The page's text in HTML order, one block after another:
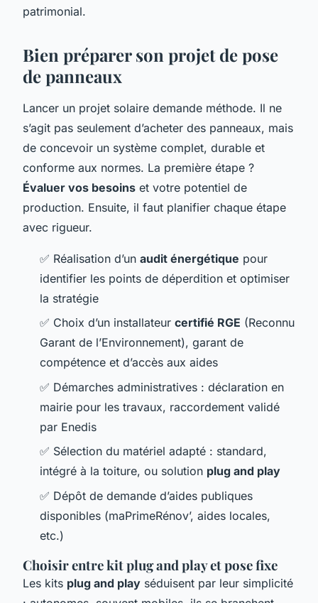
patrimonial.
Bien préparer son projet de pose
de panneaux
Lancer un projet solaire demande méthode. Il ne
s’agit pas seulement d’acheter des panneaux, mais
de concevoir un système complet, durable et
conforme aux normes. La première étape ?
Évaluer vos besoins et votre potentiel de
production. Ensuite, il faut planifier chaque étape
avec rigueur.
✅ Réalisation d’un audit énergétique pour
identifier les points de déperdition et optimiser
la stratégie
✅ Choix d’un installateur certifié RGE (Reconnu
Garant de l’Environnement), garant de
compétence et d’accès aux aides
✅ Démarches administratives : déclaration en
mairie pour les travaux, raccordement validé
par Enedis
✅ Sélection du matériel adapté : standard,
intégré à la toiture, ou solution plug and play
✅ Dépôt de demande d’aides publiques
disponibles (maPrimeRénov’, aides locales,
etc.)
Choisir entre kit plug and play et pose fixe
Les kits plug and play séduisent par leur simplicité